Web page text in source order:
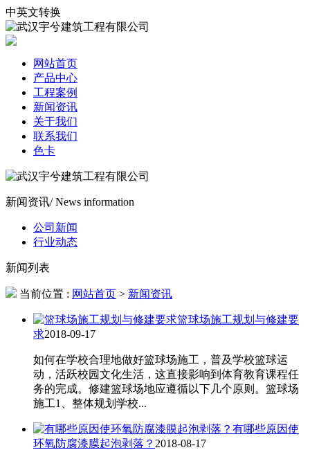
中英文转换
网站首页
产品中心
工程案例
新闻资讯
关于我们
联系我们
色卡
新闻资讯/ News information
公司新闻
行业动态
新闻列表
当前位置 : 网站首页 > 新闻资讯
篮球场施工规划与修建要
求2018-09-17
如何在学校合理地做好篮球场施工，普及学校篮球运
动，活跃校园文化生活，这直接影响到体育教育课程任
务的完成。修建篮球场地应遵循以下几个原则。篮球场
施工1、整体规划学校...
有哪些原因使
环氧防腐漆膜起泡剥落？ 2018-08-17